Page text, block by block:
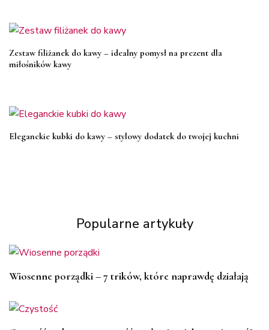
Zestaw filiżanek do kawy – idealny pomysł na prezent dla
miłośników kawy
Eleganckie kubki do kawy – stylowy dodatek do twojej kuchni
Popularne artykuły
Wiosenne porządki – 7 trików, które naprawdę działają